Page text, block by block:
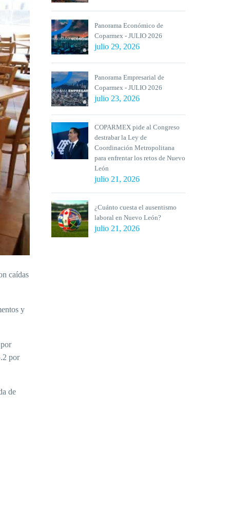
caídas
y
por
de
Panorama Económico de
Coparmex - JULIO 2026
julio 29, 2026
Panorama Empresarial de
Coparmex - JULIO 2026
julio 23, 2026
COPARMEX pide al Congreso
destrabar la Ley de
Coordinación Metropolitana
para enfrentar los retos de Nuevo
León
julio 21, 2026
¿Cuánto cuesta el ausentismo
laboral en Nuevo León?
julio 21, 2026